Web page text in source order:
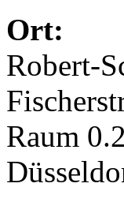
Ort:
Robert-
Raum